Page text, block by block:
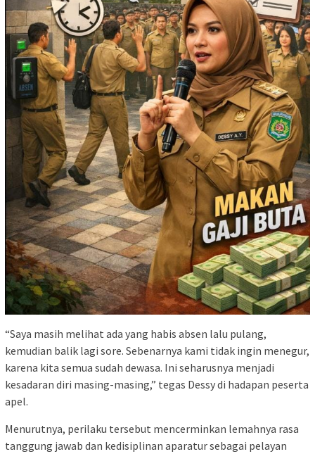
“Saya masih melihat ada yang habis absen lalu pulang,
kemudian balik lagi sore. Sebenarnya kami tidak ingin menegur,
karena kita semua sudah dewasa. Ini seharusnya menjadi
kesadaran diri masing-masing,” tegas Dessy di hadapan peserta
apel.
Menurutnya, perilaku tersebut mencerminkan lemahnya rasa
tanggung jawab dan kedisiplinan aparatur sebagai pelayan